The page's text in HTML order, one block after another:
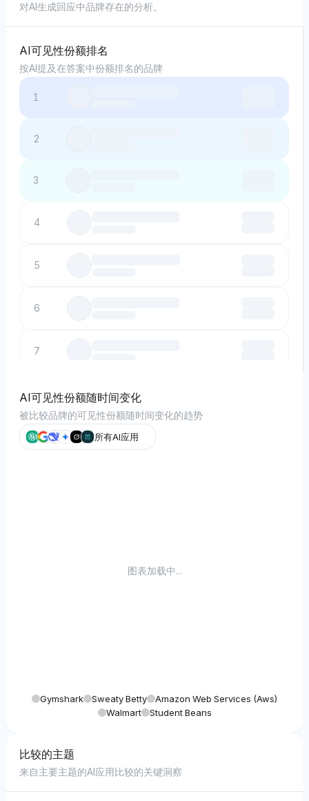
对AI生成回应中品牌存在的分析。
AI可见性份额排名
按AI提及在答案中份额排名的品牌
1
2
3
4
5
6
7
8
9
AI可见性份额随时间变化
被比较品牌的可见性份额随时间变化的趋势
所有AI应用
图表加载中...
Gymshark Sweaty Betty
Amazon Web Services (aws)
Walmart
Student Beans
比较的主题
来自主要主题的AI应用比较的关键洞察